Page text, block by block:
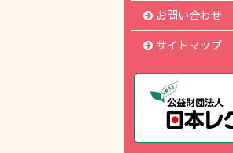
お問い合わせ
サイトマップ